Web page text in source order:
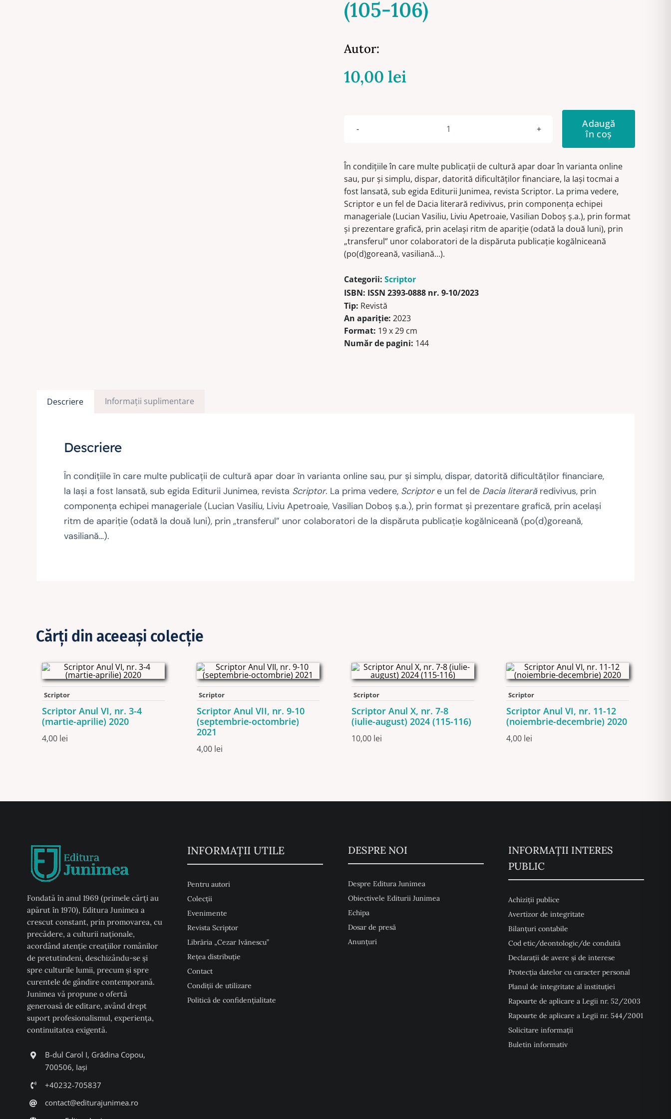
(105-106)
Autor:
10,00 lei
Cantitate
IX,
nr.
9-
10
(septembrie-
octombrie)
2023
Adaugă
în coș
În condiţiile în care multe publicaţii de cultură apar doar în varianta online
sau, pur şi simplu, dispar, datorită dificultăţilor financiare, la Iaşi tocmai a
fost lansată, sub egida Editurii Junimea, revista Scriptor. La prima vedere,
Scriptor e un fel de Dacia literară redivivus, prin componenţa echipei
manageriale (Lucian Vasiliu, Liviu Apetroaie, Vasilian Doboş ş.a.), prin format
şi prezentare grafică, prin acelaşi ritm de apariţie (odată la două luni), prin
„transferul” unor colaboratori de la dispăruta publicaţie kogălniceană
(po(d)goreană, vasiliană…).
Categorii: Scriptor
ISBN: ISSN 2393-0888 nr. 9-10/2023
Tip: Revistă
An apariție: 2023
Format: 19 x 29 cm
Număr de pagini: 144
Descriere Informații suplimentare
Descriere
În condiţiile în care multe publicaţii de cultură apar doar în varianta online sau, pur şi simplu, dispar, datorită dificultăţilor financiare,
la Iaşi a fost lansată, sub egida Editurii Junimea, revista Scriptor. La prima vedere, Scriptore un fel de Dacia literarăredivivus, prin
componenţa echipei manageriale (Lucian Vasiliu, Liviu Apetroaie, Vasilian Doboş ş.a.), prin format şi prezentare grafică, prin acelaşi
ritm de apariţie (odată la două luni), prin „transferul” unor colaboratori de la dispăruta publicaţie kogălniceană (po(d)goreană,
vasiliană…).
Cărţi din aceeaşi colecţie
Scriptor
Scriptor Anul VI, nr. 3-4
(martie-aprilie) 2020
4,00 lei
Scriptor
Scriptor Anul VII, nr. 9-10
(septembrie-octombrie)
2021
4,00 lei
Scriptor
Scriptor Anul X, nr. 7-8
(iulie-august) 2024 (115-116)
10,00 lei
Scriptor
Scriptor Anul VI, nr. 11-12
(noiembrie-decembrie) 2020
4,00 lei
Fondată în anul 1969 (primele cărți au
apărut în 1970), Editura Junimea a
crescut constant, prin promovarea, cu
precădere, a culturii naţionale,
acordând atenţie creaţiilor românilor
de pretutindeni, deschizându-se şi
spre culturile lumii, precum şi spre
curentele de gândire contemporană.
Junimea vă propune o ofertă
generoasă de editare, având drept
suport profesionalismul, experiența,
continuitatea exigentă.
B-dul Carol I, Grădina Copou,
700506, Iași
+40232-705837
contact@editurajunimea.ro
INFORMAŢII UTILE
Pentru autori
Colecţii
Evenimente
Revista Scriptor
Librăria „Cezar Ivănescu”
Rețea distribuție
Contact
Condiţii de utilizare
Politică de confidențialitate
DESPRE NOI
Despre Editura Junimea
Obiectivele Editurii Junimea
Echipa
Dosar de presă
Anunţuri
INFORMAȚII INTERES
PUBLIC
Achiziții publice
Avertizor de integritate
Bilanțuri contabile
Cod etic/deontologic/de conduită
Declarații de avere și de interese
Protecția datelor cu caracter personal
Planul de integritate al instituției
Rapoarte de aplicare a Legii nr. 52/2003
Rapoarte de aplicare a Legii nr. 544/2001
Solicitare informații
Buletin informativ